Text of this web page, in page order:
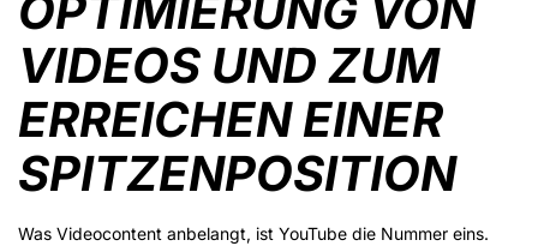
VIDEOS UND ZUM
ERREICHEN EINER
SPITZENPOSITION
Was Videocontent anbelangt, ist YouTube die Nummer eins.